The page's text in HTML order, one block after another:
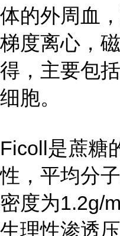
体的外周血
梯度离心，
得，主要包
细胞。
Ficoll是蔗糖
性，平均分
密度为1.2g/
生理性渗透